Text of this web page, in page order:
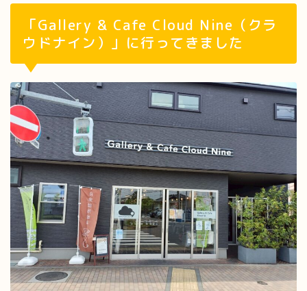
「Gallery & Cafe Cloud Nine（クラ
ウドナイン）」に行ってきました